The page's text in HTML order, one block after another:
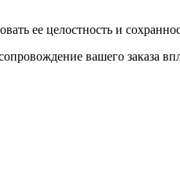
ее целостность и
вашего заказа